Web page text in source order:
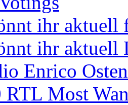
ihr aktuell
ihr aktuell
Enrico
RTL Most